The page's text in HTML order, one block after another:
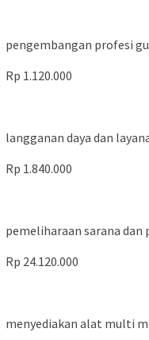
pengembangan profesi
Rp 1.120.000
langganan daya dan
Rp 1.840.000
pemeliharaan sarana dan
Rp 24.120.000
menyediakan alat multi